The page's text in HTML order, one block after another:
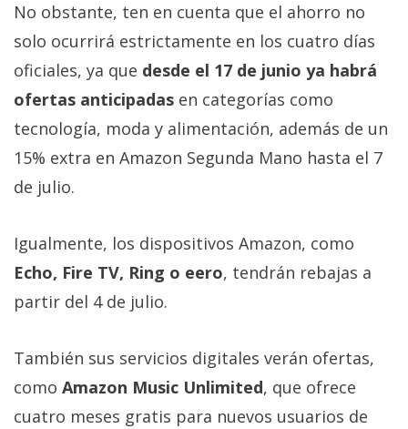
El medio de
comunicación
digital donde
encontrarás
noticias sobre
tecnología,
móviles,
ordenadores,
videojuegos,
comparativas,
trucos y
(CC) 2006-
derechos
reservados.
No obstante, ten en cuenta que el ahorro no
solo ocurrirá estrictamente en los cuatro días
oficiales, ya que desde el 17 de junio ya habrá
ofertas anticipadas en categorías como
tecnología, moda y alimentación, además de un
15% extra en Amazon Segunda Mano hasta el 7
de julio.
Igualmente, los dispositivos Amazon, como
Echo, Fire TV, Ring o eero, tendrán rebajas a
partir del 4 de julio.
También sus servicios digitales verán ofertas,
como Amazon Music Unlimited, que ofrece
cuatro meses gratis para nuevos usuarios de